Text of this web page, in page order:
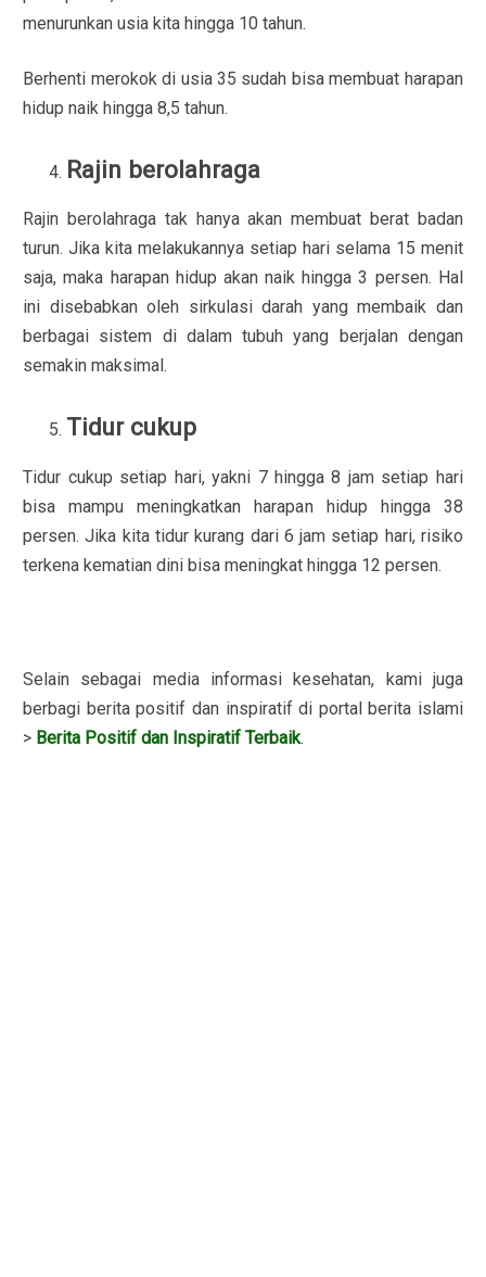
menurunkan usia kita hingga 10 tahun.
Berhenti merokok di usia 35 sudah bisa membuat harapan
hidup naik hingga 8,5 tahun.
Rajin berolahraga
Rajin berolahraga tak hanya akan membuat berat badan
turun. Jika kita melakukannya setiap hari selama 15 menit
saja, maka harapan hidup akan naik hingga 3 persen. Hal
ini disebabkan oleh sirkulasi darah yang membaik dan
berbagai sistem di dalam tubuh yang berjalan dengan
semakin maksimal.
Tidur cukup
Tidur cukup setiap hari, yakni 7 hingga 8 jam setiap hari
bisa mampu meningkatkan harapan hidup hingga 38
persen. Jika kita tidur kurang dari 6 jam setiap hari, risiko
terkena kematian dini bisa meningkat hingga 12 persen.
Selain sebagai media informasi kesehatan, kami juga
berbagi berita positif dan inspiratif di portal berita islami
> Berita Positif dan Inspiratif Terbaik.